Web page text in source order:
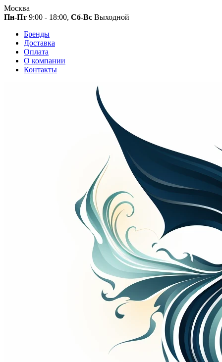
Москва
Пн-Пт 9:00 - 18:00, Сб-Вс Выходной
Бренды
Доставка
Оплата
О компании
Контакты